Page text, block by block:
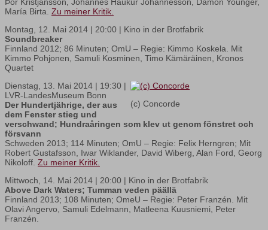
Þor Kristjánsson, Jóhannes Haukur Jóhannesson, Damon Younger,
María Birta. Zu meiner Kritik.
Montag, 12. Mai 2014 | 20:00 | Kino in der Brotfabrik
Soundbreaker
Finnland 2012; 86 Minuten; OmU – Regie: Kimmo Koskela. Mit
Kimmo Pohjonen, Samuli Kosminen, Timo Kämäräinen, Kronos
Quartet
(c) Concorde
Dienstag, 13. Mai 2014 | 19:30 |
LVR-LandesMuseum Bonn
Der Hundertjährige, der aus
dem Fenster stieg und
verschwand; Hundraåringen som klev ut genom fönstret och
försvann
Schweden 2013; 114 Minuten; OmU – Regie: Felix Herngren; Mit
Robert Gustafsson, Iwar Wiklander, David Wiberg, Alan Ford, Georg
Nikoloff. Zu meiner Kritik.
Mittwoch, 14. Mai 2014 | 20:00 | Kino in der Brotfabrik
Above Dark Waters; Tumman veden päällä
Finnland 2013; 108 Minuten; OmeU – Regie: Peter Franzén. Mit
Olavi Angervo, Samuli Edelmann, Matleena Kuusniemi, Peter
Franzén.